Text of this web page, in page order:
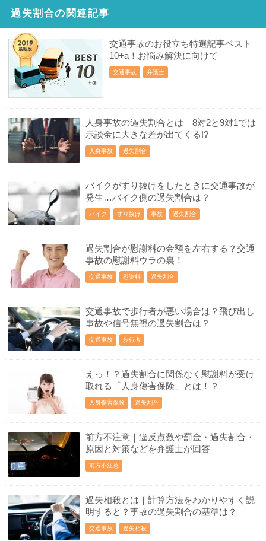
過失割合の関連記事
交通事故のお役立ち特選記事ベスト
10+a！お悩み解決に向けて
交通事故 弁護士
人身事故の過失割合とは｜8対2と9対1では
示談金に大きな差が出てくる!?
人身事故 過失割合
バイクがすり抜けをしたときに交通事故が
発生…バイク側の過失割合は？
バイク すり抜け 事故 過失割合
過失割合が慰謝料の金額を左右する？交通
事故の慰謝料ウラの裏！
交通事故 慰謝料 過失割合
交通事故で歩行者が悪い場合は？飛び出し
事故や信号無視の過失割合は？
交通事故 歩行者
えっ！？過失割合に関係なく慰謝料が受け
取れる「人身傷害保険」とは！？
人身傷害保険 過失割合
前方不注意｜違反点数や罰金・過失割合・
原因と対策などを弁護士が回答
前方不注意
過失相殺とは｜計算方法をわかりやすく説
明すると？事故の過失割合の基準は？
交通事故 過失相殺